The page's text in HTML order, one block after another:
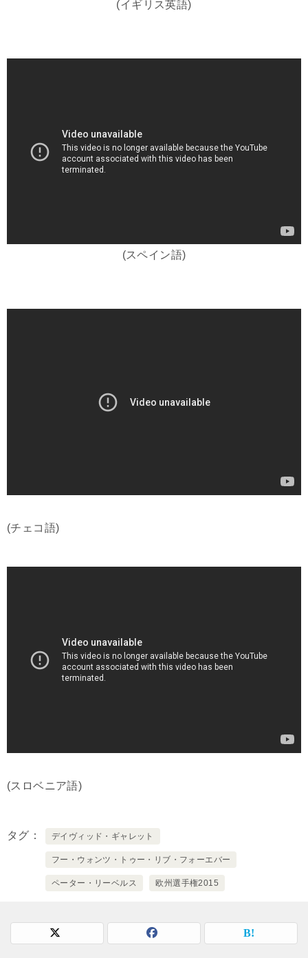
(イギリス英語)
(スペイン語)
(チェコ語)
(スロベニア語)
タグ デイヴィッド・ギャレット
フー・ウォンツ・トゥー・リブ・フォーエバー
ペーター・リーベルス 欧州選手権2015